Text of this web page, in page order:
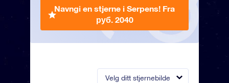
Velg ditt stjernebilde
Navngi en stjerne i Serpens! Fra
руб. 2040